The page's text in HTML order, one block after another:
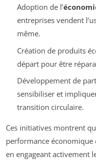
Adoption de l’
entreprises vendent
même.
Création de produits
départ pour être
Développement de
sensibiliser et
transition circulaire.
Ces initiatives montrent
performance économique
en engageant activement